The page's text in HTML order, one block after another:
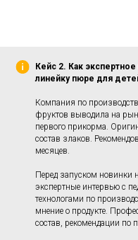
Кейс 2. Как
линейку пюре для
Компания по
фруктов выводила на
первого прикорма.
состав злаков.
месяцев.
Перед запуском новинки
экспертные интервью с
технологами по
мнение о продукте.
состав, рекомендации по